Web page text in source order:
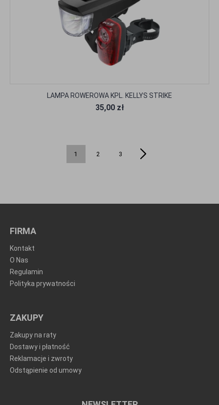
LAMPA ROWEROWA KPL. KELLYS STRIKE
35,00 zł
1 2 3
FIRMA
Kontakt
O Nas
Regulamin
Polityka prywatności
ZAKUPY
Zakupy na raty
Dostawy i płatność
Reklamacje i zwroty
Odstąpienie od umowy